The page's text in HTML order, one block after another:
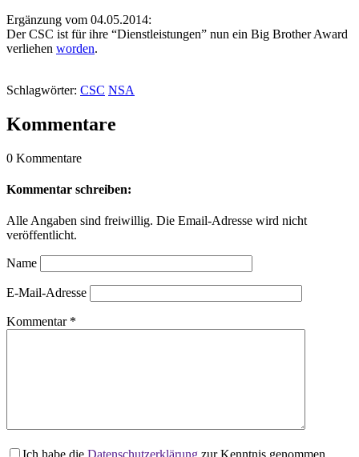
Ergänzung vom 04.05.2014:
Der CSC ist für ihre “Dienstleistungen” nun ein Big Brother Award
verliehen worden.
Schlagwörter: CSC NSA
Kommentare
0 Kommentare
Kommentar schreiben:
Alle Angaben sind freiwillig. Die Email-Adresse wird nicht
veröffentlicht.
Name
E-Mail-Adresse
Kommentar *